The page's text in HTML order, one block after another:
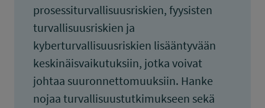
prosessiturvallisuusriskien, fyysisten
turvallisuusriskien ja
kyberturvallisuusriskien lisääntyvään
keskinäisvaikutuksiin, jotka voivat
johtaa suuronnettomuuksiin. Hanke
nojaa turvallisuustutkimukseen sekä